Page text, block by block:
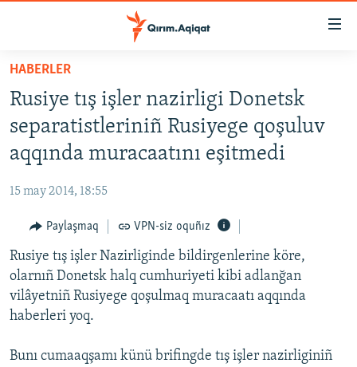
Esas
qaytmaq
Baş
navigatsiyağa
qaytmaq
Qıdıruvğa
qaytmaq
SİYASET
İQTİSADİYAT
MEDENİYET
İNSAN AQLARI
VİDEO
SÜRET
BLOGLAR
HABERLER
Rusiye tış işler nazirligi Donetsk
separatistleriniñ Rusiyege qoşuluv
aqqında muracaatını eşitmedi
15 may 2014, 18:55
Paylaşmaq VPN-siz oquñız
Rusiye tış işler Nazirliginde bildirgenlerine köre,
olarnıñ Donetsk halq cumhuriyeti kibi adlanğan
vilâyetniñ Rusiyege qoşulmaq muracaatı aqqında
haberleri yoq.
Bunı cumaaqşamı künü brifingde tış işler nazirliginiñ